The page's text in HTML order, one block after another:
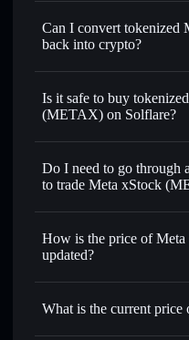
Can I convert
back into crypto?
Is it safe to buy
(METAX) on Solflare?
Do I need to go through
to trade Meta xStock
How is the price of
updated?
Meta
What is the current price
Meta